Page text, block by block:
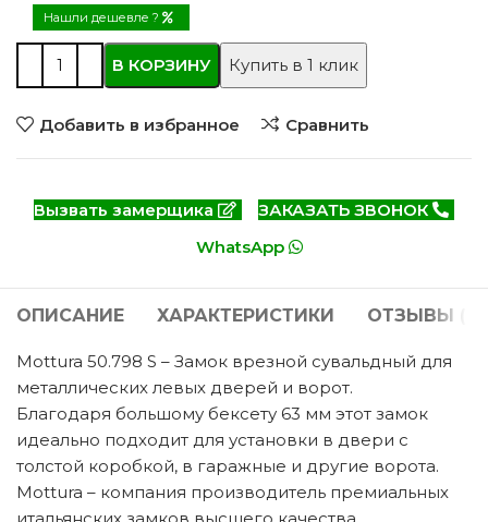
Нашли дешевле ?
В КОРЗИНУ Купить в 1 клик
Добавить в избранное Сравнить
Вызвать замерщика
ЗАКАЗАТЬ ЗВОНОК
WhatsApp
ОПИСАНИЕ ХАРАКТЕРИСТИКИ ОТЗЫВЫ (0)
Mottura 50.798 S – Замок врезной сувальдный для
металлических левых дверей и ворот.
Благодаря большому бексету 63 мм этот замок
идеально подходит для установки в двери с
толстой коробкой, в гаражные и другие ворота.
Mottura – компания производитель премиальных